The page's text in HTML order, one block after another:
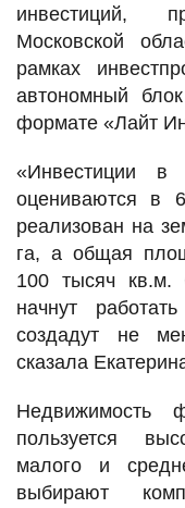
инвестиций,
Московской
рамках
автономный
формате «Лайт
«Инвестиции в
оцениваются в
реализован на
га, а общая
100 тысяч кв.м.
начнут
создадут не
сказала
Недвижимость
пользуется
малого и
выбирают